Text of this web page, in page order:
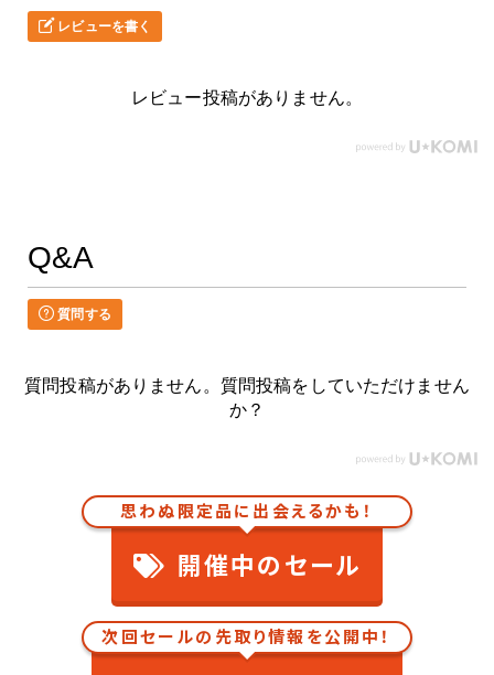
レビューを書く
レビュー投稿がありません。
Q&A
質問する
質問投稿がありません。質問投稿をしていただけません
か？
思わぬ限定品に出会えるかも！
開催中のセール
次回セールの先取り情報を公開中！